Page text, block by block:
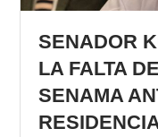
SENADOR
LA FALTA
SENAMA